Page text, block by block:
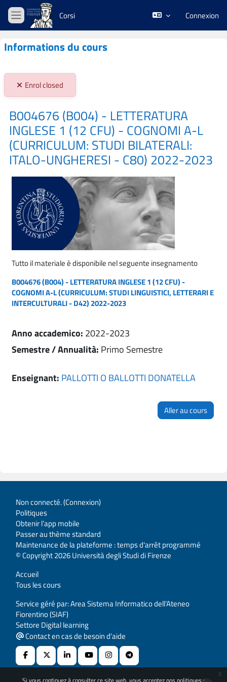
Passer au contenu principal
x
Panneau latéral
Corsi Connexion
Informations du cours
Stato iscrizioni:
Enrol closed
B004676 (B004) - LETTERATURA
INGLESE 1 (12 CFU) - COGNOMI A-L
(CURRICULUM: STUDI BILATERALI:
ITALO-UNGHERESI - C80) 2022-2023
Tutto il materiale è disponibile nel seguente insegnamento
B004676 (B004) - LETTERATURA INGLESE 1 (12 CFU) -
COGNOMI A-L (CURRICULUM: STUDI LINGUISTICI, LETTERARI E
INTERCULTURALI - D42) 2022-2023
Anno accademico: 2022-2023
Semestre / Annualità: Primo Semestre
Enseignant: PALLOTTI O BALLOTTI DONATELLA
Aller au cours
Non connecté. (Connexion)
Politiques
Obtenir l’app mobile
Passer au thème standard
Maintenance de la plateforme : temps d'arrêt programmé
© Copyright 2026 Università degli Studi di Firenze
Accueil
Tous les cours
Service géré par: Area Sistema Informatico dell’Ateneo
Fiorentino (SIAF)
Settore Digital learning
Contact en cas de besoin d'aide